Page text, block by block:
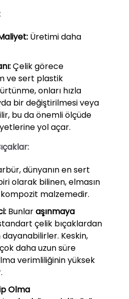
Üretimi daha
Çelik görece
ve sert plastik
onları hızla
bir değiştirilmesi veya
bu da önemli ölçüde
yol açar.
dünyanın en sert
olarak bilinen, elmasın
malzemedir.
Bunlaraşınmaya
çelik bıçaklardan
Keskin,
daha uzun süre
verimliliğinin yüksek
Olma